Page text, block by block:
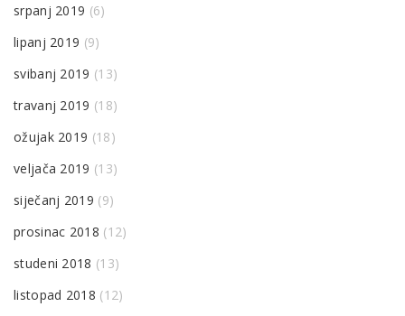
srpanj 2019 (6)
lipanj 2019 (9)
svibanj 2019 (13)
travanj 2019 (18)
ožujak 2019 (18)
veljača 2019 (13)
siječanj 2019 (9)
prosinac 2018 (12)
studeni 2018 (13)
listopad 2018 (12)